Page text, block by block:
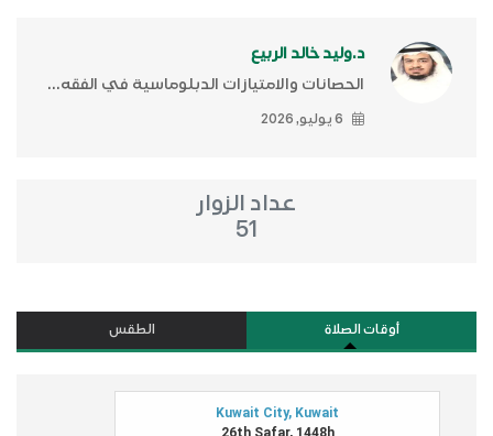
د.وليد خالد الربيع
الحصانات والامتيازات الدبلوماسية في الفقه...
6 يوليو, 2026
عداد الزوار
51
أوقات الصلاة الطقس